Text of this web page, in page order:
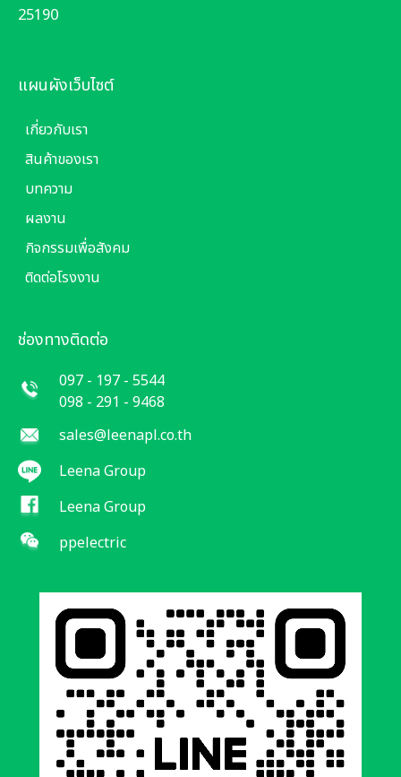
25190
แผนผังเว็บไซต์
เกี่ยวกับเรา
สินค้าของเรา
บทความ
ผลงาน
กิจกรรมเพื่อสังคม
ติดต่อโรงงาน
ช่องทางติดต่อ
097 - 197 - 5544
098 - 291 - 9468
sales@leenapl.co.th
Leena Group
Leena Group
ppelectric